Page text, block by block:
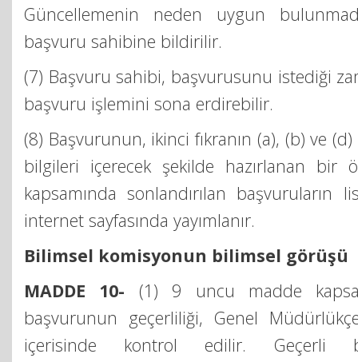
Güncellemenin neden uygun
başvuru sahibine bildirilir.
(7) Başvuru sahibi, başvurusunu istediği
başvuru işlemini sona erdirebilir.
(8) Başvurunun, ikinci fıkranın (a), (b) ve
bilgileri içerecek şekilde hazırlanan bir
kapsamında sonlandırılan başvuruların
internet sayfasında yayımlanır.
Bilimsel komisyonun bilimsel görüşü
MADDE 10- (1) 9 uncu madde
başvurunun geçerliliği, Genel
içerisinde kontrol edilir. Geçerli